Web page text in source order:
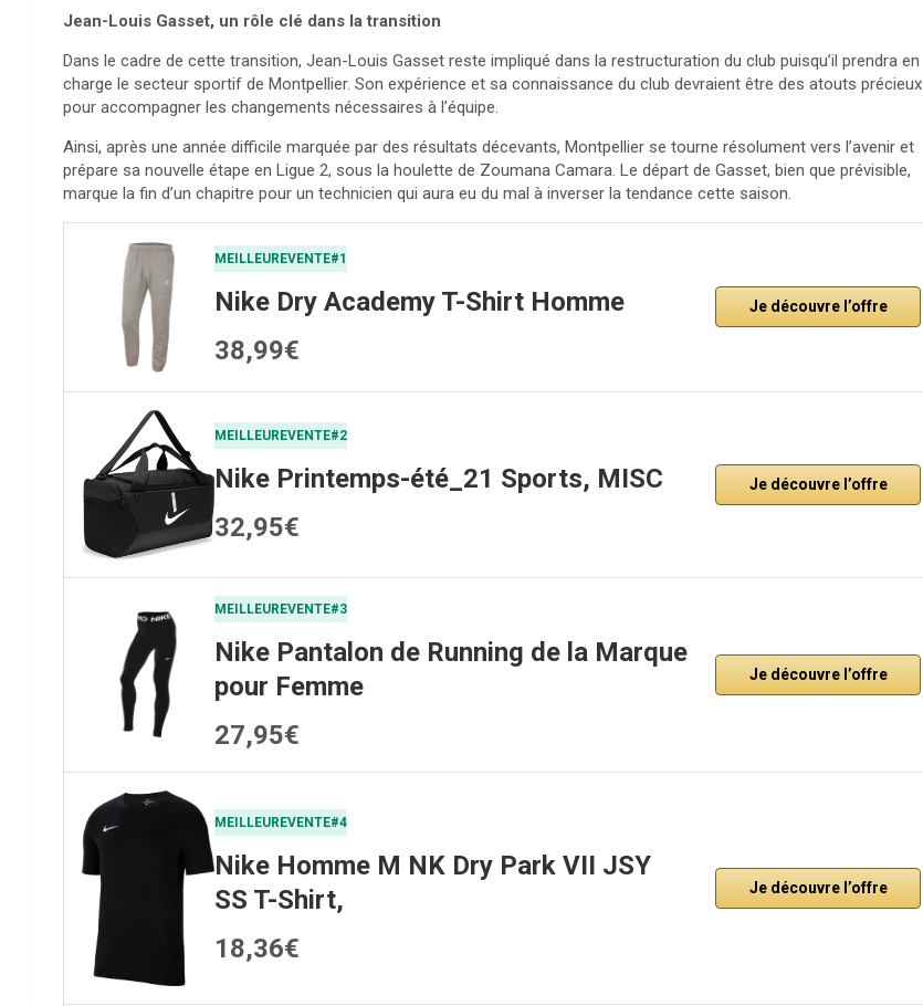
Jean-Louis Gasset, un rôle clé dans la transition
Dans le cadre de cette transition, Jean-Louis Gasset reste impliqué dans la restructuration du club puisqu’il prendra en
charge le secteur sportif de Montpellier. Son expérience et sa connaissance du club devraient être des atouts précieux
pour accompagner les changements nécessaires à l’équipe.
Ainsi, après une année difficile marquée par des résultats décevants, Montpellier se tourne résolument vers l’avenir et
prépare sa nouvelle étape en Ligue 2, sous la houlette de Zoumana Camara. Le départ de Gasset, bien que prévisible,
marque la fin d’un chapitre pour un technicien qui aura eu du mal à inverser la tendance cette saison.
MEILLEUREVENTE#1
Nike Dry Academy T-Shirt Homme
38,99€
Je découvre l’offre
MEILLEUREVENTE#2
Nike Printemps-été_21 Sports, MISC
32,95€
Je découvre l’offre
MEILLEUREVENTE#3
Nike Pantalon de Running de la Marque
pour Femme
27,95€
Je découvre l’offre
MEILLEUREVENTE#4
Nike Homme M NK Dry Park VII JSY
SS T-Shirt,
18,36€
Je découvre l’offre